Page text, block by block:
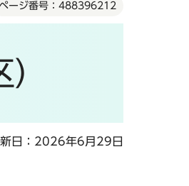
ージ番号：488396212
日：2026年6月29日